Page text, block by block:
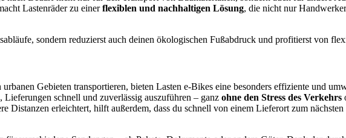
Lastenräder zu einerflexiblen und nachhaltigen Lösung, die nicht nur
sondern reduzierst auch deinen ökologischen Fußabdruck und profitierst von
Gebieten transportieren, bieten Lasten e-Bikes eine besonders effiziente und
schnell und zuverlässig auszuführen – ganz ohne den Stress des Verkehrs
Distanzen erleichtert, hilft außerdem, dass du schnell von einem Lieferort zum